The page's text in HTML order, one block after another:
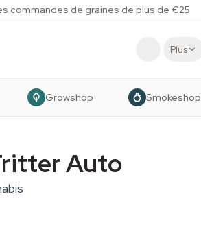
commandes de graines de plus de €25
Plus
Growshop Smokeshop
Auto